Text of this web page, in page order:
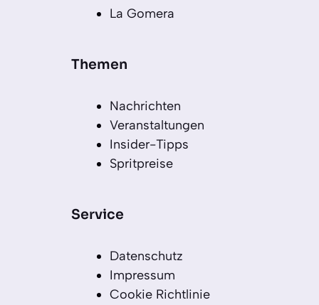
La Gomera
Themen
Nachrichten
Veranstaltungen
Insider-Tipps
Spritpreise
Service
Datenschutz
Impressum
Cookie Richtlinie